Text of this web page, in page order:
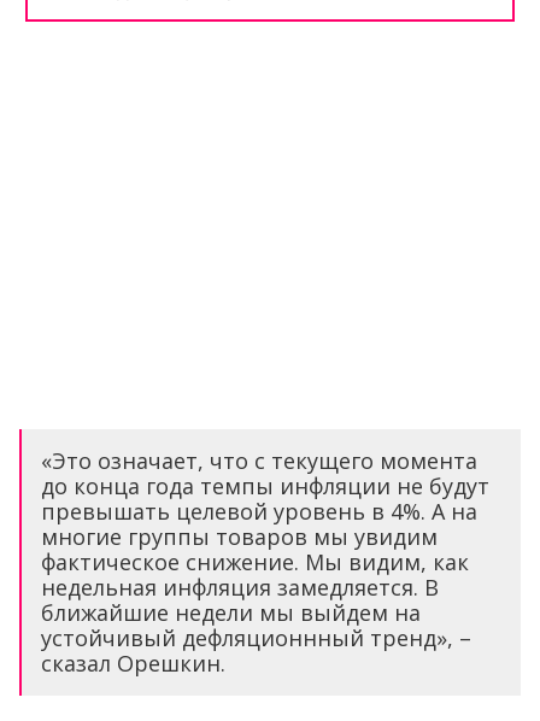
«Это означает, что с текущего момента
до конца года темпы инфляции не будут
превышать целевой уровень в 4%. А на
многие группы товаров мы увидим
фактическое снижение. Мы видим, как
недельная инфляция замедляется. В
ближайшие недели мы выйдем на
устойчивый дефляционнный тренд», –
сказал Орешкин.